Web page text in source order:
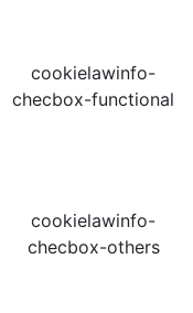
cookielawinfo-
checbox-functional
cookielawinfo-
checbox-others